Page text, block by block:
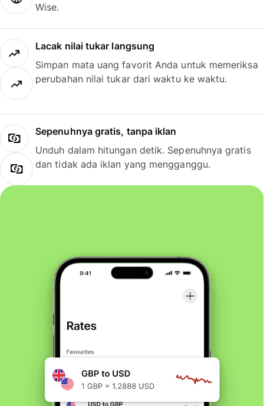
Wise.
Lacak nilai tukar langsung
Simpan mata uang favorit Anda untuk memeriksa
perubahan nilai tukar dari waktu ke waktu.
Sepenuhnya gratis, tanpa iklan
Unduh dalam hitungan detik. Sepenuhnya gratis
dan tidak ada iklan yang mengganggu.